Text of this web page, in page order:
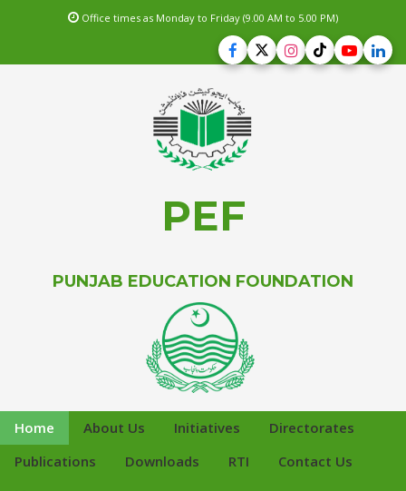
Office times as Monday to Friday (9.00 AM to 5.00 PM)
PEF
PUNJAB EDUCATION FOUNDATION
Home About Us Initiatives
Directorates
Publications
Downloads RTI
Contact Us